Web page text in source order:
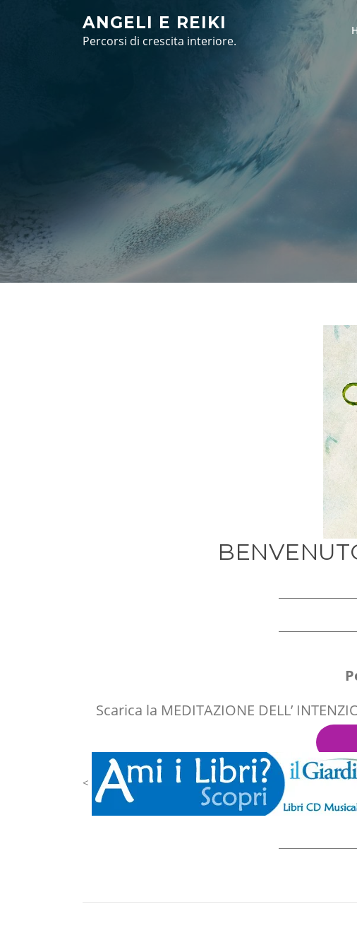
ANGELI E REIKI
Percorsi di crescita interiore.
Scarica la MEDITAZIONE DELL’
<